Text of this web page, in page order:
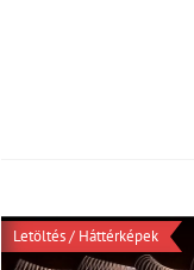
Letöltés/ Háttérképek